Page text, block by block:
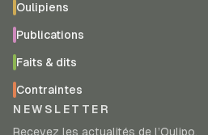
Oulipiens
Publications
Faits & dits
Contraintes
NEWSLETTER
Recevez les actualités de l’Oulipo.